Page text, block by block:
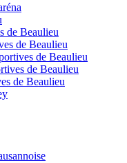
de Beaulieu
de Beaulieu
de Beaulieu
de Beaulieu
de Beaulieu